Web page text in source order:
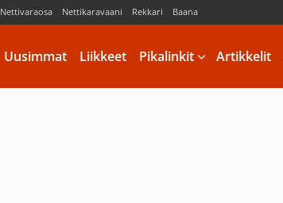
Nettivaraosa Nettikaravaani Rekkari Baana
Uusimmat Liikkeet Pikalinkit Artikkelit